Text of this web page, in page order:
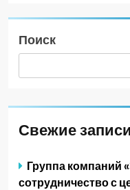
Поиск
Свежие записи
Группа компаний
сотрудничество с